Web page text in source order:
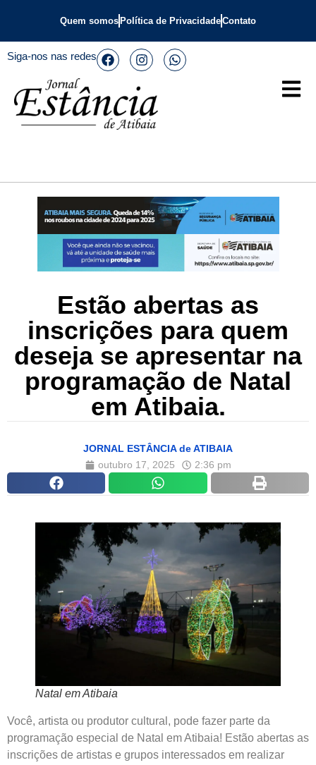
Quem somos Política de PrivacidadeContato
Siga-nos nas redes
Estão abertas as
inscrições para quem
deseja se apresentar na
programação de Natal
em Atibaia.
JORNAL ESTÂNCIA de ATIBAIA
outubro 17, 2025
2:36 pm
Natal em Atibaia
Você, artista ou produtor cultural, pode fazer parte da
programação especial de Natal em Atibaia! Estão abertas as
inscrições de artistas e grupos interessados em realizar